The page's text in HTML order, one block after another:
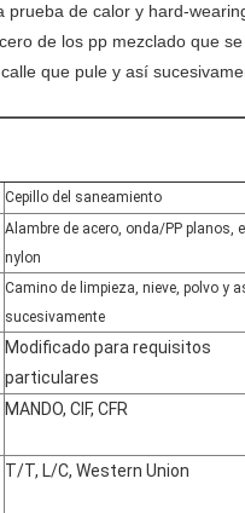
de calor y hard-
de los pp mezclado que
que pule y así
Cepillo del saneamiento
Alambre de acero, onda/PP planos,
nylon
Camino de limpieza, nieve, polvo y
sucesivamente
Modificado para requisitos
particulares
MANDO, CIF, CFR
T/T, L/C, Western Union